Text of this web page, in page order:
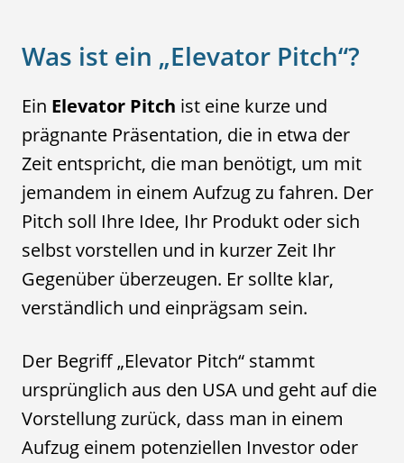
Was ist ein „Elevator Pitch“?
Ein Elevator Pitch ist eine kurze und
prägnante Präsentation, die in etwa der
Zeit entspricht, die man benötigt, um mit
jemandem in einem Aufzug zu fahren. Der
Pitch soll Ihre Idee, Ihr Produkt oder sich
selbst vorstellen und in kurzer Zeit Ihr
Gegenüber überzeugen. Er sollte klar,
verständlich und einprägsam sein.
Der Begriff „Elevator Pitch“ stammt
ursprünglich aus den USA und geht auf die
Vorstellung zurück, dass man in einem
Aufzug einem potenziellen Investor oder